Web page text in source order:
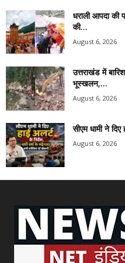
धराली आपदा की
की...
August 6, 2026
उत्तराखंड में
भूस्खलन,...
August 6, 2026
सीएम धामी ने दिए
August 6, 2026